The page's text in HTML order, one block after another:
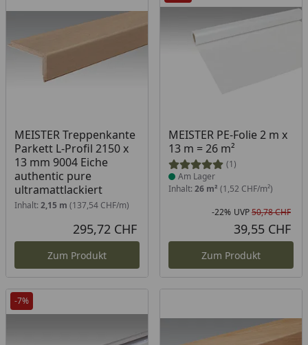
MEISTER Treppenkante
Parkett L-Profil 2150 x
13 mm 9004 Eiche
authentic pure
ultramattlackiert
Inhalt: 2,15 m (137,54 CHF/m)
295,72 CHF
Zum Produkt
MEISTER PE-Folie 2 m x
13 m = 26 m²
(1)
Produkt am Lager
Am Lager
Inhalt: 26 m² (1,52 CHF/m²)
-22% UVP50,78 CHF
39,55 CHF
Zum Produkt
-7%